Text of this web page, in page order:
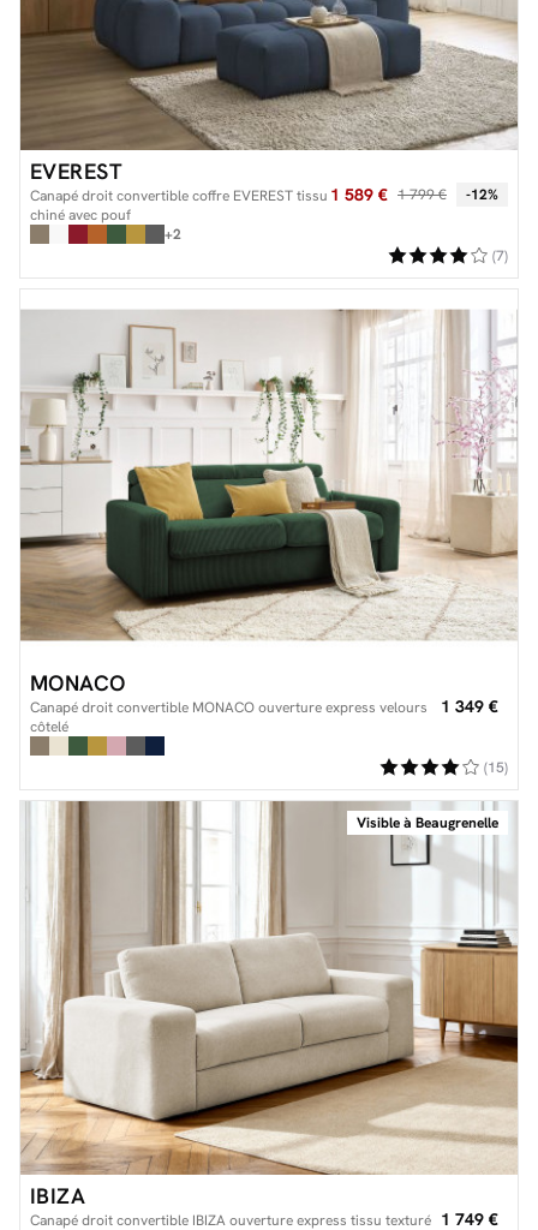
EVEREST
Canapé droit convertible coffre EVEREST tissu
chiné avec pouf
1 589 € 1 799 € -12%
+2
(7)
MONACO
Canapé droit convertible MONACO ouverture express velours
côtelé
1 349 €
(15)
Visible à Beaugrenelle
IBIZA
Canapé droit convertible IBIZA ouverture express tissu texturé 1 749 €